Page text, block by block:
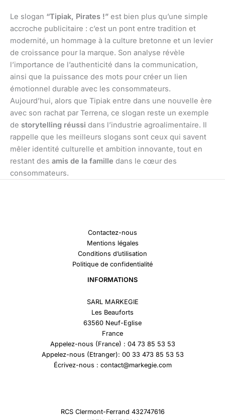
Le slogan “Tipiak, Pirates !” est bien plus qu’une simple
accroche publicitaire : c’est un pont entre tradition et
modernité, un hommage à la culture bretonne et un levier
de croissance pour la marque. Son analyse révèle
l’importance de l’authenticité dans la communication,
ainsi que la puissance des mots pour créer un lien
émotionnel durable avec les consommateurs.
Aujourd’hui, alors que Tipiak entre dans une nouvelle ère
avec son rachat par Terrena, ce slogan reste un exemple
de storytelling réussi dans l’industrie agroalimentaire. Il
rappelle que les meilleurs slogans sont ceux qui savent
mêler identité culturelle et ambition innovante, tout en
restant des amis de la famille dans le cœur des
consommateurs.
Contactez-nous
Mentions légales
Conditions d’utilisation
Politique de confidentialité
INFORMATIONS
SARL MARKEGIE
Les Beauforts
63560 Neuf-Eglise
France
Appelez-nous (France) : 04 73 85 53 53
Appelez-nous (Etranger): 00 33 473 85 53 53
Écrivez-nous : contact@markegie.com
RCS Clermont-Ferrand 432747616